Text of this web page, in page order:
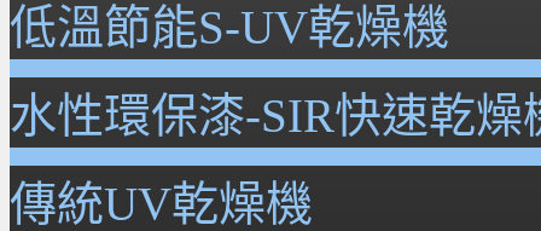
低溫節能S-UV乾燥機
水性環保漆-SIR快速乾燥
傳統UV乾燥機